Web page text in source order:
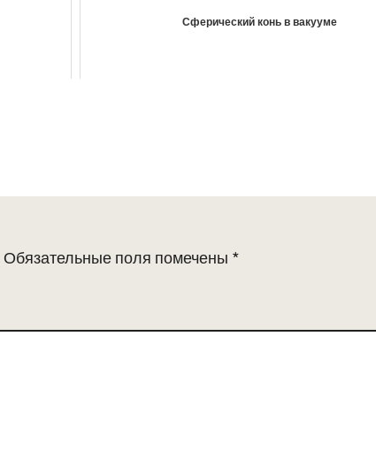
Сферический конь в вакууме
Обязательные поля помечены *